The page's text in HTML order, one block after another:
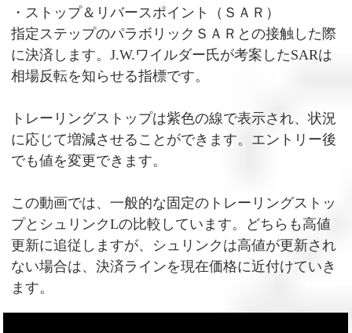
・ストップ＆リバースポイント（ＳＡＲ）
指定ステップのパラボリックＳＡＲとの接触した際
に決済します。J.W.ワイルダー氏が考案したSARは
相場反転を知らせる指標です。
トレーリングストップは紫色の線で表示され、状況
に応じて増減させることができます。エントリー後
でも値を変更できます。
この動画では、一般的な固定のトレーリングストッ
プとシュリンクLの比較しています。どちらも高値
更新に追従しますが、シュリンクは高値が更新され
ない場合は、決済ラインを現在価格に近付けていき
ます。